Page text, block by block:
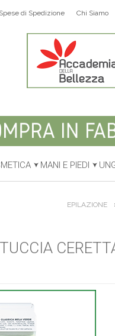
di Spedizione Chi Siamo
MANI E PIEDI
EPILAZIONE